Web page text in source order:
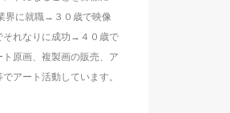
界に就職→３０歳で映像
れなりに成功→４０歳で
原画、複製画の販売、ア
アート活動しています。